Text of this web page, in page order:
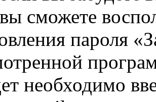
сможете
пароля
необходимо